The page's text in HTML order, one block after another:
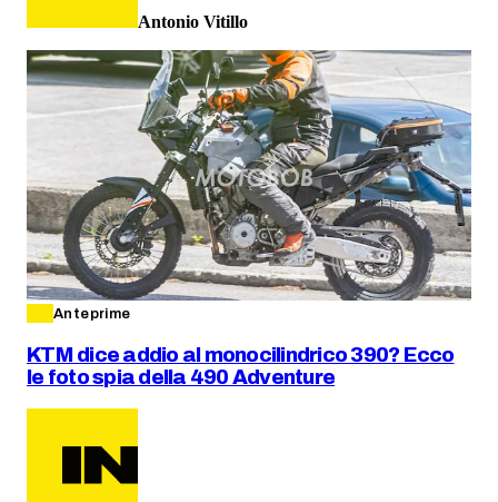
Antonio Vitillo
Anteprime
KTM dice addio al monocilindrico 390? Ecco
le foto spia della 490 Adventure